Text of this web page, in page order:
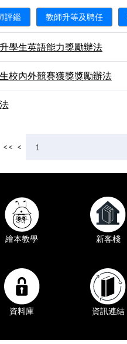
評鑑 教師升等及聘任
學生英語能力獎勵辦法
校內外競賽獲獎獎勵辦法
<< <
繪本教學 新客棧
資料庫 資訊連結